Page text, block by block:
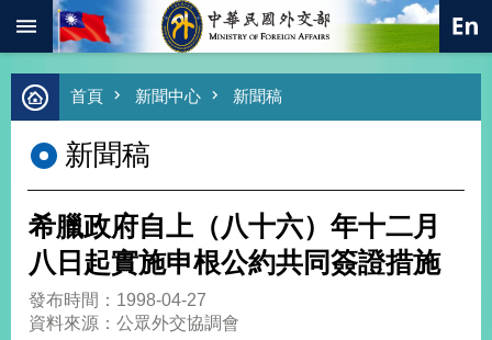
跳到主要內容區塊
進
階
尋
熱
總
合
首頁 新聞中心 新聞稿
新聞稿
希臘政府自上（八十六）年十二月
八日起實施申根公約共同簽證措施
發布時間：1998-04-27
資料來源：公眾外交協調會